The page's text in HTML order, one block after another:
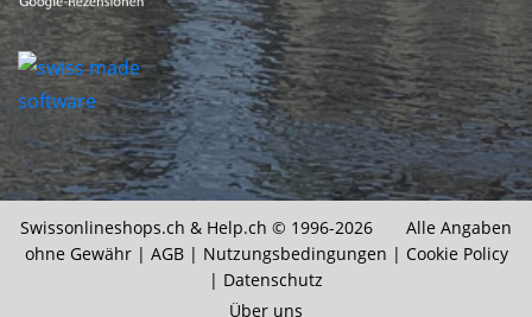
Swissonlineshops.ch & Help.ch © 1996-2026 Alle Angaben
ohne Gewähr | AGB| Nutzungsbedingungen | Cookie Policy
| Datenschutz
Über uns